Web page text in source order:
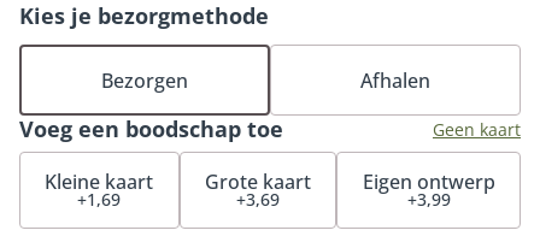
Little Dutch. Voor urenlang knuffelplezier. Het perfecte
cadeau om te geven aan de nieuwe (groot)ouders. Het
boeket wordt met zorg samengesteld door de
bloemist met de mooiste roze seizoensbloemen die op
dat moment goed verkrijgbaar zijn. Daardoor kan het
boeket iets afwijken van de getoonde afbeelding.
Voeg een boodschap toe Geen kaart
Kleine kaart
+1,69
Grote kaart
+3,69
Eigen ontwerp
+3,99
Kies je bezorgmethode
Bezorgen Afhalen